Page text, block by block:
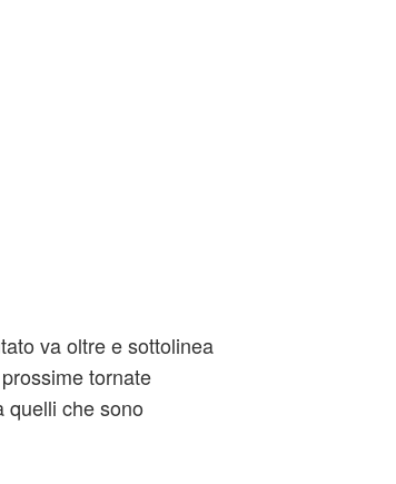
va oltre e sottolinea
tornate
quelli che sono